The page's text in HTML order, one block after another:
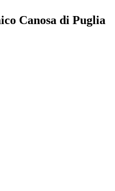
Canosa di Puglia